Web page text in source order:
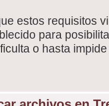
estos requisitos
para
o hasta